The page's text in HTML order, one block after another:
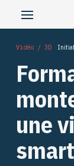
Vidéo / 3D
une